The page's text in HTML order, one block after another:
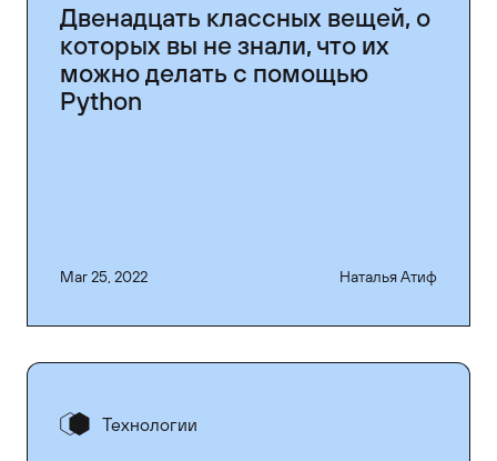
Двенадцать классных вещей, о
которых вы не знали, что их
можно делать с помощью
Python
Mar 25, 2022 Наталья Атиф
Технологии